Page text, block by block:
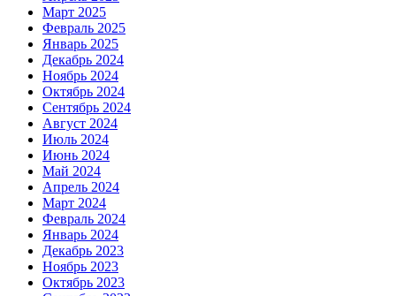
Март 2025
Февраль 2025
Январь 2025
Декабрь 2024
Ноябрь 2024
Октябрь 2024
Сентябрь 2024
Август 2024
Июль 2024
Июнь 2024
Май 2024
Апрель 2024
Март 2024
Февраль 2024
Январь 2024
Декабрь 2023
Ноябрь 2023
Октябрь 2023